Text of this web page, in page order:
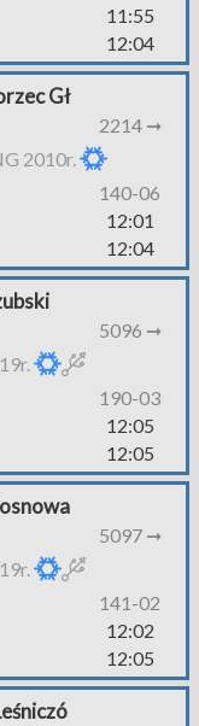
11:55
12:04
Gł
2214 ➞
2010r.
140-06
12:01
12:04
5096 ➞
190-03
12:05
12:05
5097 ➞
141-02
12:02
12:05